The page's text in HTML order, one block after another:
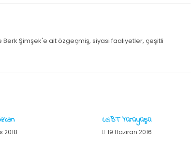
Şimşek'e ait özgeçmiş, siyasi faaliyetler, çeşitli
2018
LGBT Yürüyüşü
19 Haziran 2016